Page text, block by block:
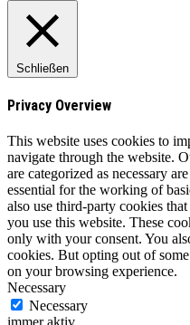
Schließen
Privacy Overview
This website uses cookies to
navigate through the website.
are categorized as necessary
essential for the working of
also use third-party cookies
you use this website. These
only with your consent. You
cookies. But opting out of
on your browsing experience.
Necessary
Necessary